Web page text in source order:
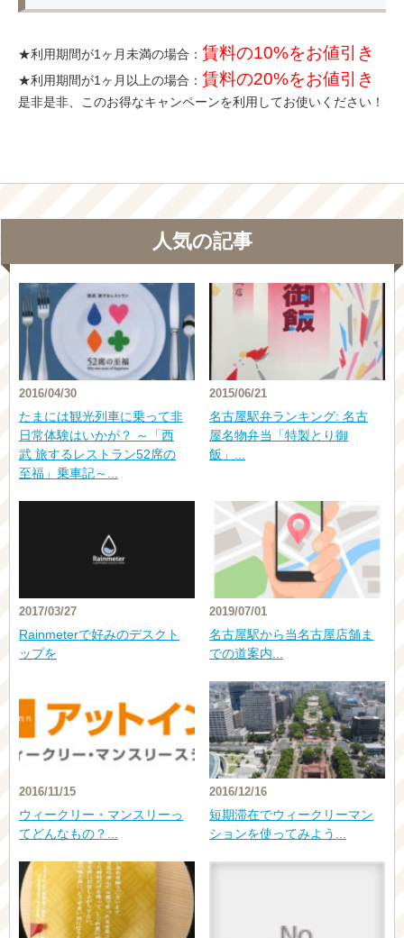
★利用期間が1ヶ月未満の場合： 賃料の10%をお値引き
★利用期間が1ヶ月以上の場合： 賃料の20%をお値引き
是非是非、このお得なキャンペーンを利用してお使いください！
人気の記事
2016/04/30
たまには観光列車に乗って非
日常体験はいかが？ ～「西
武 旅するレストラン52席の
至福」乗車記～...
2015/06/21
名古屋駅弁ランキング: 名古
屋名物弁当「特製とり御
飯」...
2017/03/27
Rainmeterで好みのデスクト
ップを
2019/07/01
名古屋駅から当名古屋店舗ま
での道案内...
2016/11/15
ウィークリー・マンスリーっ
てどんなもの？...
2016/12/16
短期滞在でウィークリーマン
ションを使ってみよう...